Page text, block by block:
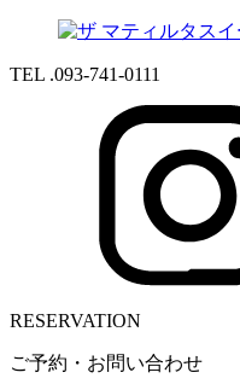
TEL .093-741-0111
RESERVATION
ご予約・お問い合わせ